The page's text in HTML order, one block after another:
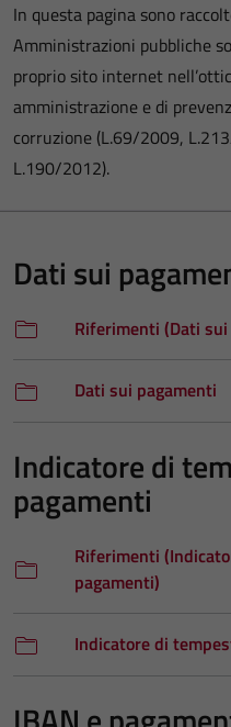
In questa pagina sono
Amministrazioni pubbliche
proprio sito internet
amministrazione e di
corruzione (L.69/2009,
L.190/2012).
Dati sui
Riferimenti (Dati
Dati sui pagamenti
Indicatore di
pagamenti
Riferimenti
pagamenti)
Indicatore di